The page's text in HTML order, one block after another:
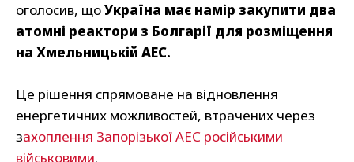
оголосив, щоУкраїна має намір закупити два
атомні реактори з Болгарії для розміщення
на Хмельницькій АЕС.
Це рішення спрямоване на відновлення
енергетичних можливостей, втрачених через
захоплення Запорізької АЕС російськими
військовими.